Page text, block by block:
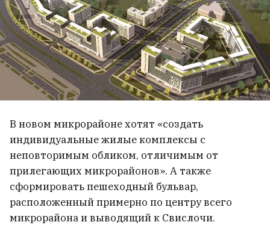
В новом микрорайоне хотят «создать
индивидуальные жилые комплексы с
неповторимым обликом, отличимым от
прилегающих микрорайонов». А также
сформировать пешеходный бульвар,
расположенный примерно по центру всего
микрорайона и выводящий к Свислочи.